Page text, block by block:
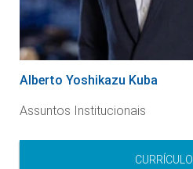
Alberto Yoshikazu Kuba
Assuntos Institucionais
CURRÍCULO